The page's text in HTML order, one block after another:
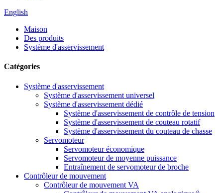
English
Maison
Des produits
Système d'asservissement
Catégories
Système d'asservissement
Système d'asservissement universel
Système d'asservissement dédié
Système d'asservissement de contrôle de tension
Système d'asservissement de couteau rotatif
Système d'asservissement du couteau de chasse
Servomoteur
Servomoteur économique
Servomoteur de moyenne puissance
Entraînement de servomoteur de broche
Contrôleur de mouvement
Contrôleur de mouvement VA